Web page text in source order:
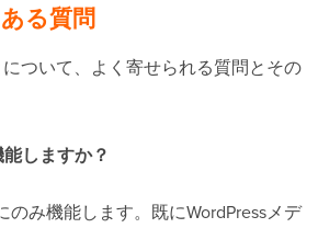
る質問
ついて、よく寄せられる質問とその
しますか？
み機能します。既にWordPressメデ